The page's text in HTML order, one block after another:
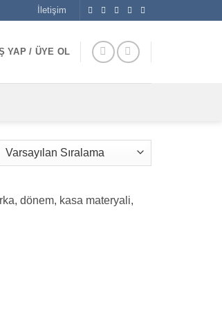
İletişim
YAP / ÜYE OL
dönem, kasa materyali,